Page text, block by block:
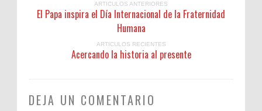
ARTICULOS ANTERIORES
El Papa inspira el Día Internacional de la Fraternidad
Humana
ARTICULOS RECIENTES
Acercando la historia al presente
DEJA UN COMENTARIO